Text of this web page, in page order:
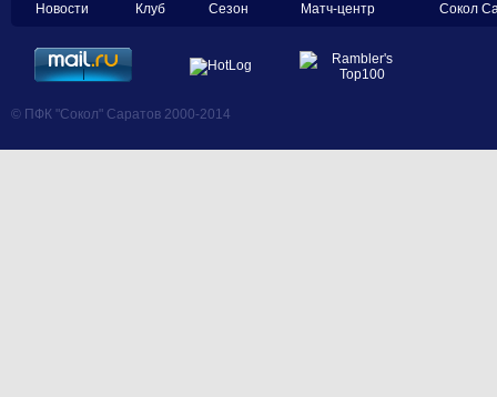
Новости Клуб Сезон Матч-центр Сокол
© ПФК "Сокол" Саратов 2000-2014